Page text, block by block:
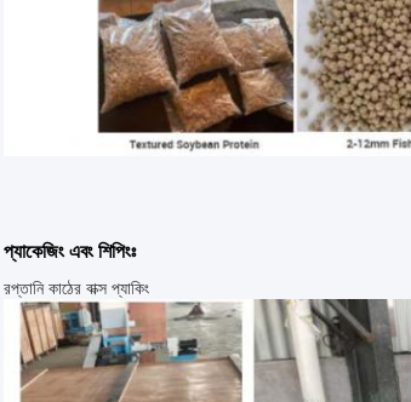
প্যাকেজিং এবং শিপিংঃ
রপ্তানি কাঠের বাক্স প্যাকিং